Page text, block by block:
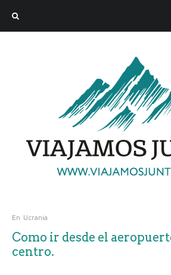
En Ucrania
Como ir desde el
centro.